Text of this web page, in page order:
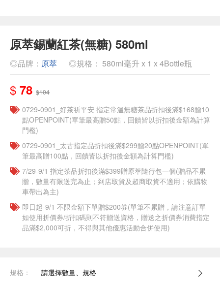
原萃錫蘭紅茶(無糖) 580ml
◎品牌： 原萃 ◎規格： 580ml毫升 x 1 x 4Bottle瓶
$ 78 $104
​​0729-0901_好茶祈平安 指定常溫無糖茶品折扣後滿$168贈10
點OPENPOINT(單筆最高贈50點，回饋皆以折扣後金額為計算
門檻)
0729-0901_太古指定品折扣後滿$299贈20點OPENPOINT(單
筆最高贈100點，回饋皆以折扣後金額為計算門檻)
7/29-9/1 指定茶品折扣後滿$399贈原萃隨行包一個​(贈品不累
贈，數量有限送完為止；到店取貨及超商取貨不適用；依購物
車帶出為主)
即日起-9/1 不限金額下單贈$200券(單筆不累贈，請注意訂單
如使用折價券/折扣碼則不符贈送資格，贈送之折價券消費指定
品滿$2,000可折，不得與其他優惠活動合併使用)
規格： 請選擇數量、規格